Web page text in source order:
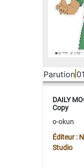
Parution
DAILY
Copy
o-okun
Éditeur :
Studio